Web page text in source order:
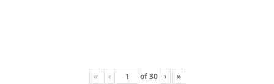
« ‹ of30 › »